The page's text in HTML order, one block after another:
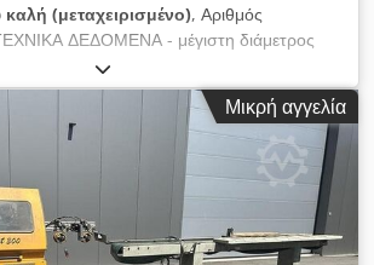
(μεταχειρισμένο), Αριθμός
ΔΕΔΟΜΕΝΑ - μέγιστη διάμετρος
άξονα: 30 mm - ο υδραυλικός
ως κάλυμμα του δίσκου - υδραυλική
μέγιστο πλάτος κοπής: 550 mm - 4
στην επιφάνεια εργασίας - επάνω
με πίεση - μέγιστο ύψος κοπής (στη
κινητήρας: 5,9 kW - διάμετρος
100 mm, 120 mm - διαστάσεις
700x630 mm Dodpfszh Igljx Abnjkr -
Μικρή αγγελία